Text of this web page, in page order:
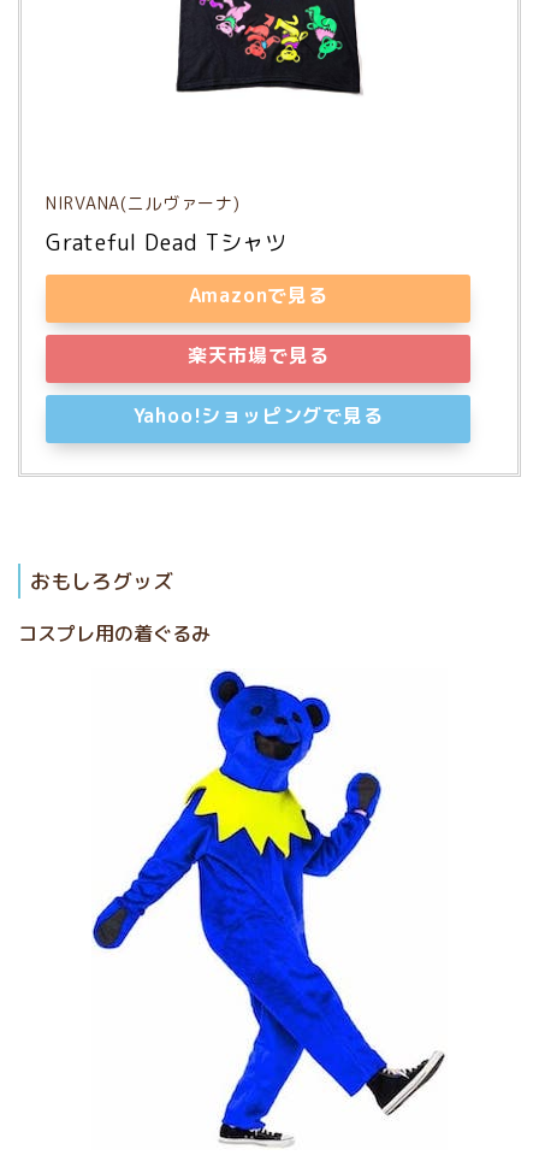
NIRVANA(ニルヴァーナ)
Grateful Dead Tシャツ
Amazonで見る
楽天市場で見る
Yahoo!ショッピングで見る
おもしろグッズ
コスプレ用の着ぐるみ